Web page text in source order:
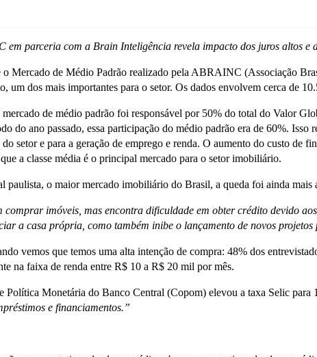
em parceria com a Brain Inteligência revela impacto dos juros altos e
o Mercado de Médio Padrão realizado pela ABRAINC (Associação
um dos mais importantes para o setor. Os dados envolvem cerca de
de médio padrão foi responsável por 50% do total do Valor
do ano passado, essa participação do médio padrão era de 60%. Isso
setor e para a geração de emprego e renda. O aumento do custo de
a classe média é o principal mercado para o setor imobiliário.
paulista, o maior mercado imobiliário do Brasil, a queda foi ainda
comprar imóveis, mas encontra dificuldade em obter crédito devido
a casa própria, como também inibe o lançamento de novos
vemos que temos uma alta intenção de compra: 48% dos
na faixa de renda entre R$ 10 a R$ 20 mil por mês.
Monetária do Banco Central (Copom) elevou a taxa Selic para
e financiamentos.”